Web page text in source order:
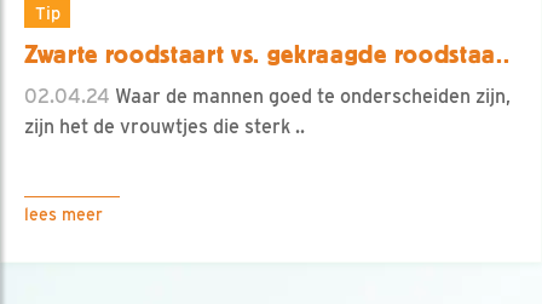
Tip
Zwarte roodstaart vs. gekraagde roodstaa..
02.04.24 Waar de mannen goed te onderscheiden zijn,
zijn het de vrouwtjes die sterk ..
lees meer